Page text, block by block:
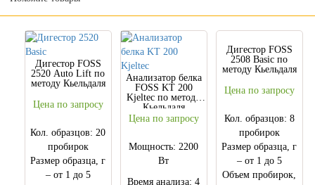
Дигестор FOSS
2520 Auto Lift по
методу Кьельдаля
Цена по запросу
Кол. образцов: 20
пробирок
Размер образца, г
– от 1 до 5
Анализатор белка
FOSS KT 200
Kjelteс по методу
Кьельдаля
Цена по запросу
Мощность: 2200
Вт
Время анализа: 4
Дигестор FOSS
2508 Basic по
методу Кьельдаля
Цена по запросу
Кол. образцов: 8
пробирок
Размер образца, г
– от 1 до 5
Объем пробирок,